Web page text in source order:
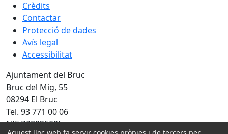
Crèdits
Contactar
Protecció de dades
Avís legal
Accessibilitat
Ajuntament del Bruc
Bruc del Mig, 55
08294 El Bruc
Tel. 93 771 00 06
NIF P0802500I